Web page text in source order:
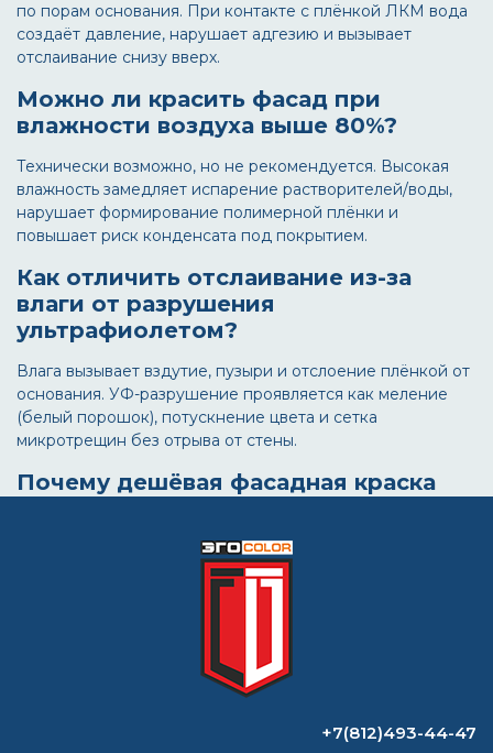
по порам основания. При контакте с плёнкой ЛКМ вода
создаёт давление, нарушает адгезию и вызывает
отслаивание снизу вверх.
Можно ли красить фасад при
влажности воздуха выше 80%?
Технически возможно, но не рекомендуется. Высокая
влажность замедляет испарение растворителей/воды,
нарушает формирование полимерной плёнки и
повышает риск конденсата под покрытием.
Как отличить отслаивание из-за
влаги от разрушения
ультрафиолетом?
Влага вызывает вздутие, пузыри и отслоение плёнкой от
основания. УФ-разрушение проявляется как меление
(белый порошок), потускнение цвета и сетка
микротрещин без отрыва от стены.
Почему дешёвая фасадная краска
В бюджетных ЛКМ снижено содержание полимерного
связующего и УФ-стабилизаторов, увеличена доля
📥 Скачайте чек-лист: «Диагностика
фасада за 15 минут»
Пошаговая инструкция с фото-примерами дефектов,
+7(812)493-44-47